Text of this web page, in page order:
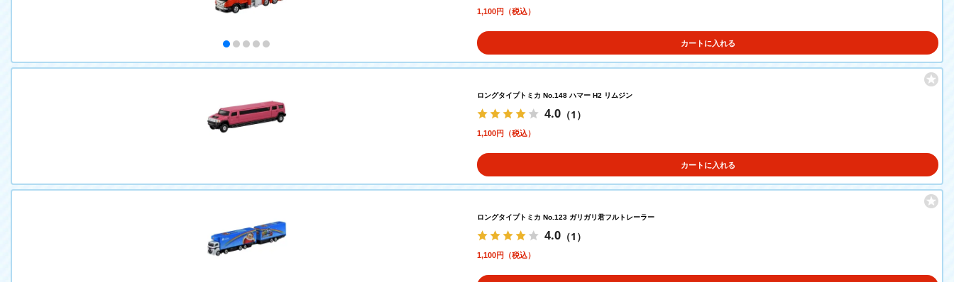
1,100円（税込）
カートに入れる
ロングタイプトミカ No.148 ハマー H2 リムジン
4.0 （1）
1,100円（税込）
カートに入れる
ロングタイプトミカ No.123 ガリガリ君フルトレーラー
4.0 （1）
1,100円（税込）